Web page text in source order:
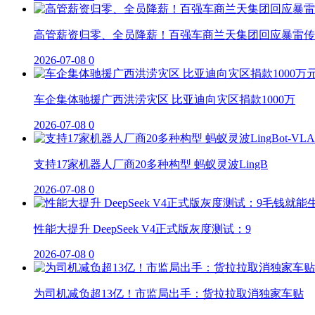
高管薪资归零、全员降薪！百强车商兰天集团回应暴雷
2026-07-08 0
车企集体驰援广西洪涝灾区 比亚迪向灾区捐款1000万
2026-07-08 0
支持17家机器人厂商20多种构型 蚂蚁灵波LingB
2026-07-08 0
性能大提升 DeepSeek V4正式版灰度测试：9
2026-07-08 0
为司机减负超13亿！市监局出手：货拉拉取消独家车贴